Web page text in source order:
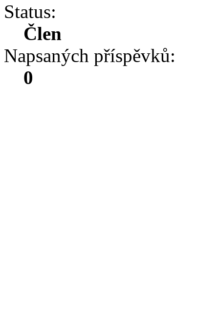
Status:
Člen
Napsaných příspěvků:
0